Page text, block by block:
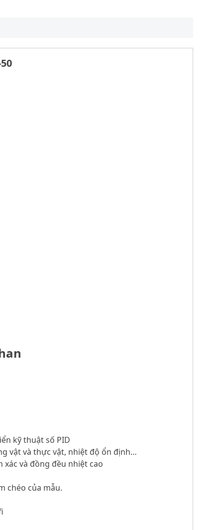
kỹ thuật số PID
vật và thực vật, nhiệt độ ổn định…
và đồng đều nhiệt cao
chéo của mẫu.